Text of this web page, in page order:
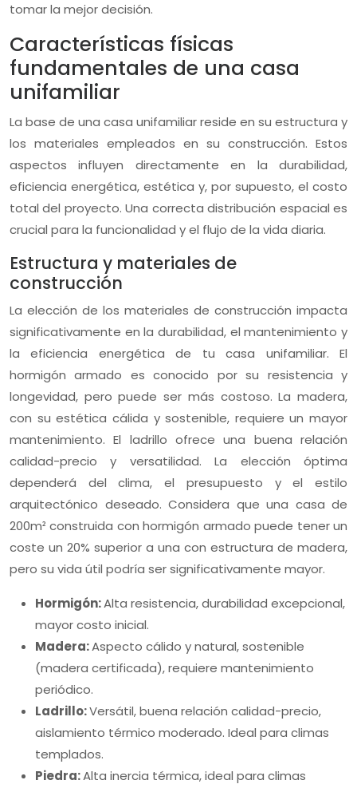
tomar la mejor decisión.
Características físicas
fundamentales de una casa
unifamiliar
La base de una casa unifamiliar reside en su estructura y
los materiales empleados en su construcción. Estos
aspectos influyen directamente en la durabilidad,
eficiencia energética, estética y, por supuesto, el costo
total del proyecto. Una correcta distribución espacial es
crucial para la funcionalidad y el flujo de la vida diaria.
Estructura y materiales de
construcción
La elección de los materiales de construcción impacta
significativamente en la durabilidad, el mantenimiento y
la eficiencia energética de tu casa unifamiliar. El
hormigón armado es conocido por su resistencia y
longevidad, pero puede ser más costoso. La madera,
con su estética cálida y sostenible, requiere un mayor
mantenimiento. El ladrillo ofrece una buena relación
calidad-precio y versatilidad. La elección óptima
dependerá del clima, el presupuesto y el estilo
arquitectónico deseado. Considera que una casa de
200m² construida con hormigón armado puede tener un
coste un 20% superior a una con estructura de madera,
pero su vida útil podría ser significativamente mayor.
Hormigón:Alta resistencia, durabilidad excepcional,
mayor costo inicial.
Madera:Aspecto cálido y natural, sostenible
(madera certificada), requiere mantenimiento
periódico.
Ladrillo:Versátil, buena relación calidad-precio,
aislamiento térmico moderado. Ideal para climas
templados.
Piedra:Alta inercia térmica, ideal para climas